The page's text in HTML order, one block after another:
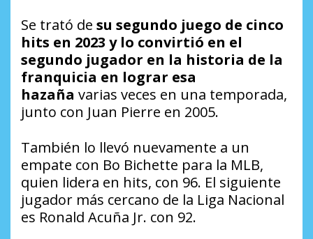
Se trató de su segundo juego de cinco
hits en 2023 y lo convirtió en el
segundo jugador en la historia de la
franquicia en lograr esa
hazaña varias veces en una temporada,
junto con Juan Pierre en 2005.
También lo llevó nuevamente a un
empate con Bo Bichette para la MLB,
quien lidera en hits, con 96. El siguiente
jugador más cercano de la Liga Nacional
es Ronald Acuña Jr. con 92.